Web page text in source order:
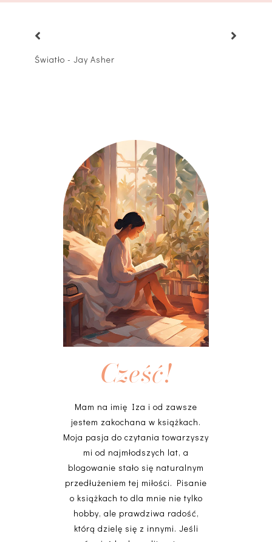
Światło - Jay Asher
Cześć!
Mam na imię Iza i od zawsze
jestem zakochana w książkach.
Moja pasja do czytania towarzyszy
mi od najmłodszych lat, a
blogowanie stało się naturalnym
przedłużeniem tej miłości. Pisanie
o książkach to dla mnie nie tylko
hobby, ale prawdziwa radość,
którą dzielę się z innymi. Jeśli